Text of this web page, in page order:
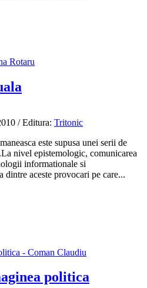
/ Editura: Tritonic
este supusa unei serii de
nivel epistemologic, comunicarea
informationale si
dintre aceste provocari pe care...
politica